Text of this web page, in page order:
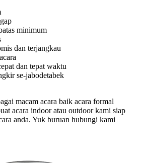
minimum
dan terjangkau
dan tepat waktu
se-jabodetabek
macam acara baik acara formal
acara indoor atau outdoor kami siap
anda. Yuk buruan hubungi kami